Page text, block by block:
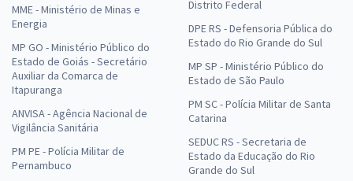
MME - Ministério de Minas e
Energia
MP GO - Ministério Público do
Estado de Goiás - Secretário
Auxiliar da Comarca de
Itapuranga
ANVISA - Agência Nacional de
Vigilância Sanitária
PM PE - Polícia Militar de
Pernambuco
Distrito Federal
DPE RS - Defensoria Pública do
Estado do Rio Grande do Sul
MP SP - Ministério Público do
Estado de São Paulo
PM SC - Polícia Militar de Santa
Catarina
SEDUC RS - Secretaria de
Estado da Educação do Rio
Grande do Sul